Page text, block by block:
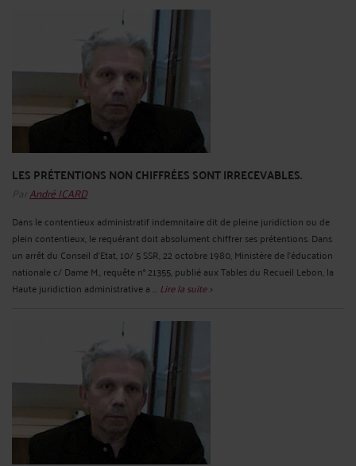
LES PRÉTENTIONS NON CHIFFRÉES SONT IRRECEVABLES.
ParAndré ICARD
Dans le contentieux administratif indemnitaire dit de pleine juridiction ou de
plein contentieux, le requérant doit absolument chiffrer ses prétentions. Dans
un arrêt du Conseil d'Etat, 10/ 5 SSR, 22 octobre 1980, Ministère de l'éducation
nationale c/ Dame M., requête n° 21355, publié aux Tables du Recueil Lebon, la
Haute juridiction administrative a ... Lire la suite >